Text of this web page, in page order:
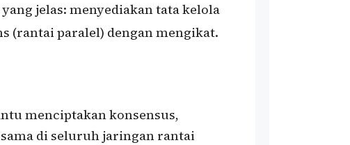
jelas: menyediakan tata kelola
(rantai paralel) dengan mengikat.
menciptakan konsensus,
di seluruh jaringan rantai